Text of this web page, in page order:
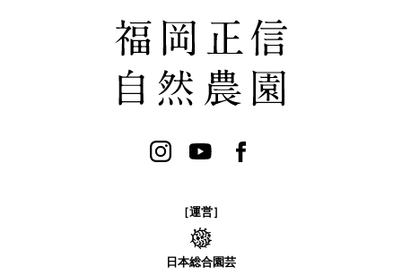
［運営］
日本総合園芸